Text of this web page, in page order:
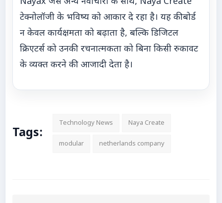
टेक्नोलॉजी के भविष्य को आकार दे रहा है। यह कीबोर्ड
न केवल कार्यक्षमता को बढ़ाता है, बल्कि डिजिटल
क्रिएटर्स को उनकी रचनात्मकता को बिना किसी रुकावट
के व्यक्त करने की आजादी देता है।
Tags:
Technology News Naya Create
modular netherlands company